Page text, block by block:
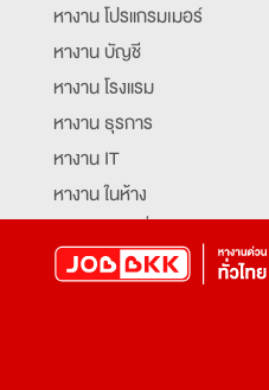
หางาน โปรแกรมเมอร์
หางาน บัญชี
หางาน โรงแรม
หางาน ธุรการ
หางาน IT
หางาน ในห้าง
หางาน จัดซื้อ